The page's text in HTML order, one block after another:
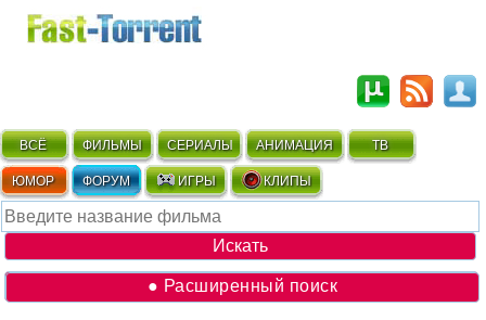
ВСЁ ФИЛЬМЫ СЕРИАЛЫ АНИМАЦИЯ ТВ
ЮМОР ФОРУМ ИГРЫ КЛИПЫ
● Расширенный поиск